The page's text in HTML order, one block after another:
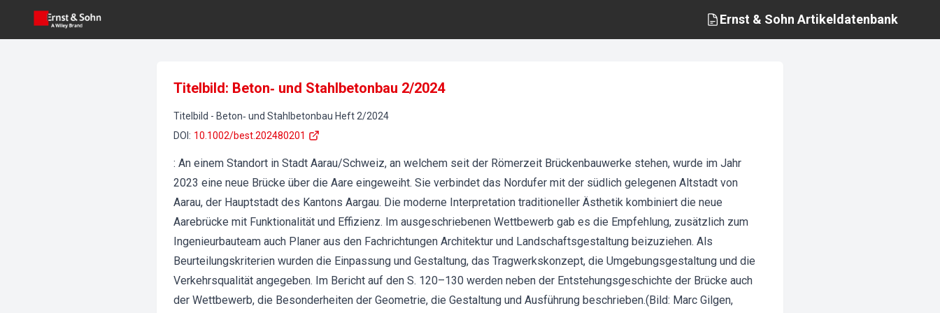
Ernst & Sohn Artikeldatenbank
Titelbild: Beton‐ und Stahlbetonbau 2/2024
Titelbild - Beton‐ und Stahlbetonbau Heft 2/2024
DOI : 10.1002/best.202480201
: An einem Standort in Stadt Aarau/Schweiz, an welchem seit der Römerzeit Brückenbauwerke stehen, wurde im Jahr
2023 eine neue Brücke über die Aare eingeweiht. Sie verbindet das Nordufer mit der südlich gelegenen Altstadt von
Aarau, der Hauptstadt des Kantons Aargau. Die moderne Interpretation traditioneller Ästhetik kombiniert die neue
Aarebrücke mit Funktionalität und Effizienz. Im ausgeschriebenen Wettbewerb gab es die Empfehlung, zusätzlich zum
Ingenieurbauteam auch Planer aus den Fachrichtungen Architektur und Landschaftsgestaltung beizuziehen. Als
Beurteilungskriterien wurden die Einpassung und Gestaltung, das Tragwerkskonzept, die Umgebungsgestaltung und die
Verkehrsqualität angegeben. Im Bericht auf den S. 120–130 werden neben der Entstehungsgeschichte der Brücke auch
der Wettbewerb, die Besonderheiten der Geometrie, die Gestaltung und Ausführung beschrieben.(Bild: Marc Gilgen,